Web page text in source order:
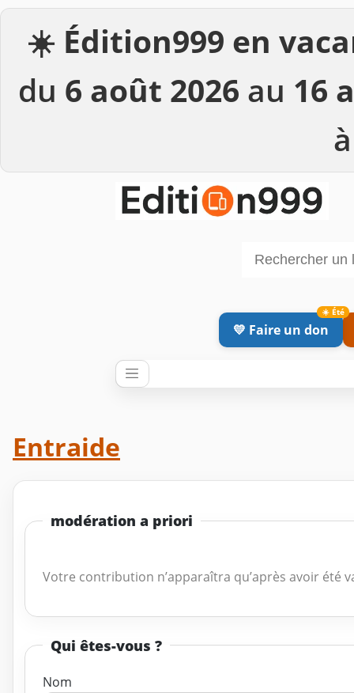
☀️ Édition999 en
du 6 août 2026 au 16
💛 Faire un don
Entraide
modération a priori
Votre contribution n’apparaîtra qu’après avoir été
Qui êtes-vous ?
Nom